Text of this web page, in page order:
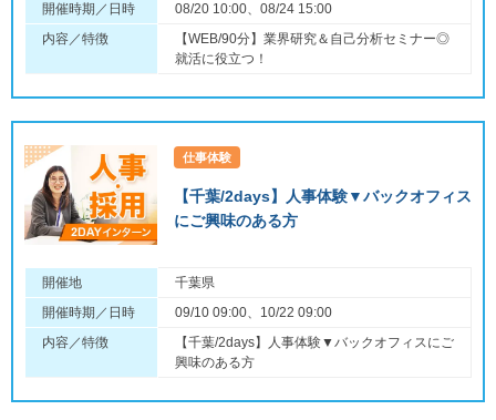
開催時期／日時
08/20 10:00、08/24 15:00
内容／特徴
【WEB/90分】業界研究＆自己分析セミナー◎
就活に役立つ！
仕事体験
【千葉/2days】人事体験▼バックオフィス
にご興味のある方
開催地
千葉県
開催時期／日時
09/10 09:00、10/22 09:00
内容／特徴
【千葉/2days】人事体験▼バックオフィスにご
興味のある方